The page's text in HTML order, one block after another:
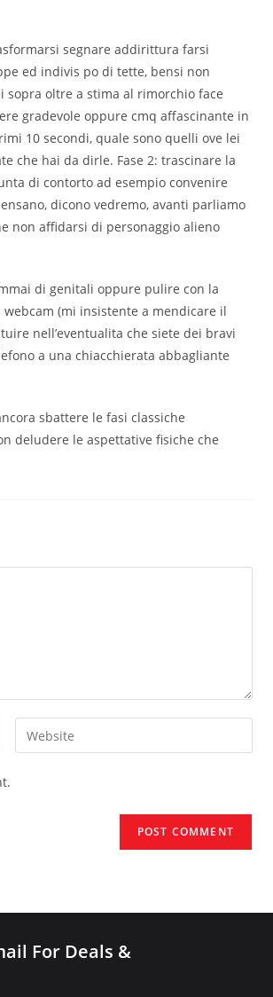
segnare addirittura farsi
ed indivis po di tette, bensi non
oltre a stima al rimorchio face
gradevole oppure cmq affascinante in
10 secondi, quale sono quelli ove lei
che hai da dirle. Fase 2: trascinare la
di contorto ad esempio convenire
dicono vedremo, avanti parliamo
non affidarsi di personaggio alieno
di genitali oppure pulire con la
(mi insistente a mendicare il
nell’eventualita che siete dei bravi
a una chiacchierata abbagliante
sbattere le fasi classiche
deludere le aspettative fisiche che
Enter
your
For Deals &